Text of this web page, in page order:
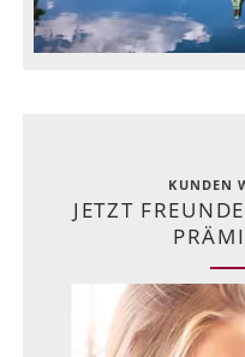
KUNDEN
JETZT